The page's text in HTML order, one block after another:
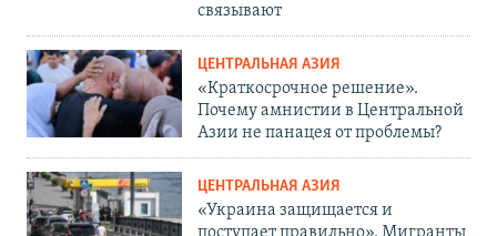
связывают
ЦЕНТРАЛЬНАЯ АЗИЯ
«Краткосрочное решение».
Почему амнистии в Центральной
Азии не панацея от проблемы?
ЦЕНТРАЛЬНАЯ АЗИЯ
«Украина защищается и